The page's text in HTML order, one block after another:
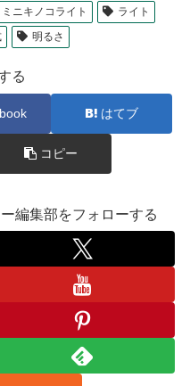
ミニキノコライト
ライト
明るさ
る
はてブ
コピー
編集部をフォローする